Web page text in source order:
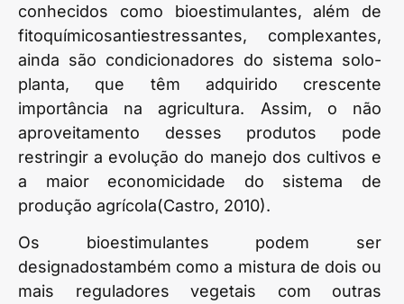
conhecidos como bioestimulantes, além de
fitoquímicosantiestressantes, complexantes,
ainda são condicionadores do sistema solo-
planta, que têm adquirido crescente
importância na agricultura. Assim, o não
aproveitamento desses produtos pode
restringir a evolução do manejo dos cultivos e
a maior economicidade do sistema de
produção agrícola(Castro, 2010).
Os bioestimulantes podem ser
designadostambém como a mistura de dois ou
mais reguladores vegetais com outras